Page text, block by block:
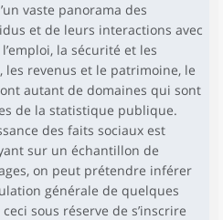
vaste panorama des
et de leurs interactions avec
la sécurité et les
les revenus et le patrimoine, le
autant de domaines qui sont
de la statistique publique.
des faits sociaux est
sur un échantillon de
on peut prétendre inférer
générale de quelques
sous réserve de s’inscrire